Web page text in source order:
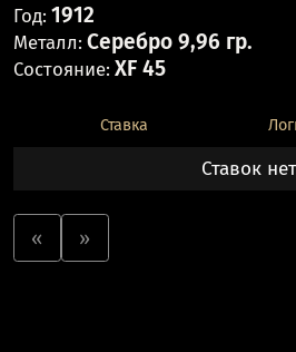
Год: 1912
Металл: Серебро 9,96 гр.
Состояние: XF 45
Ставка
Ставок нет
« »